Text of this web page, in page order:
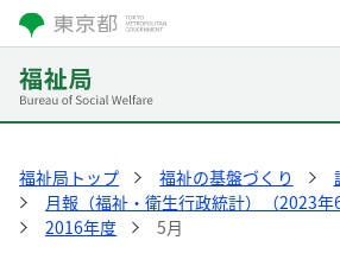
福祉局トップ 福祉の基盤づくり
月報（福祉・衛生行政統計）（2023年6
2016年度
5月